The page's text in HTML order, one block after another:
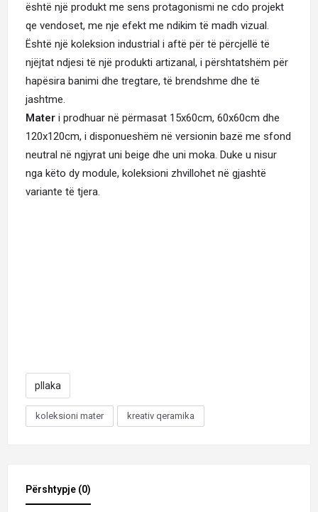
është një produkt me sens protagonismi ne cdo projekt
qe vendoset, me nje efekt me ndikim të madh vizual.
Është një koleksion industrial i aftë për të përcjellë të
njëjtat ndjesi të një produkti artizanal, i përshtatshëm për
hapësira banimi dhe tregtare, të brendshme dhe të
jashtme.
Mater i prodhuar në përmasat 15x60cm, 60x60cm dhe
120x120cm, i disponueshëm në versionin bazë me sfond
neutral në ngjyrat uni beige dhe uni moka. Duke u nisur
nga këto dy module, koleksioni zhvillohet në gjashtë
variante të tjera.
pllaka
koleksioni mater kreativ qeramika
Përshtypje (0)